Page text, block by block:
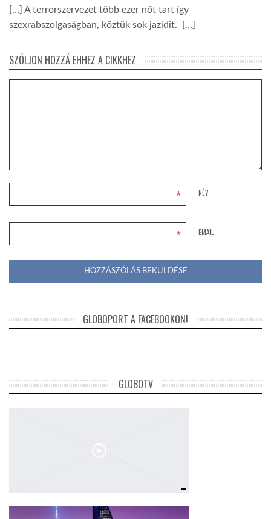
[…] A terrorszervezet több ezer nőt tart így
szexrabszolgaságban, köztük sok jazidit. […]
SZÓLJON HOZZÁ EHHEZ A CIKKHEZ
NÉV
*
EMAIL
*
GLOBOPORT A FACEBOOKON!
GLOBOTV